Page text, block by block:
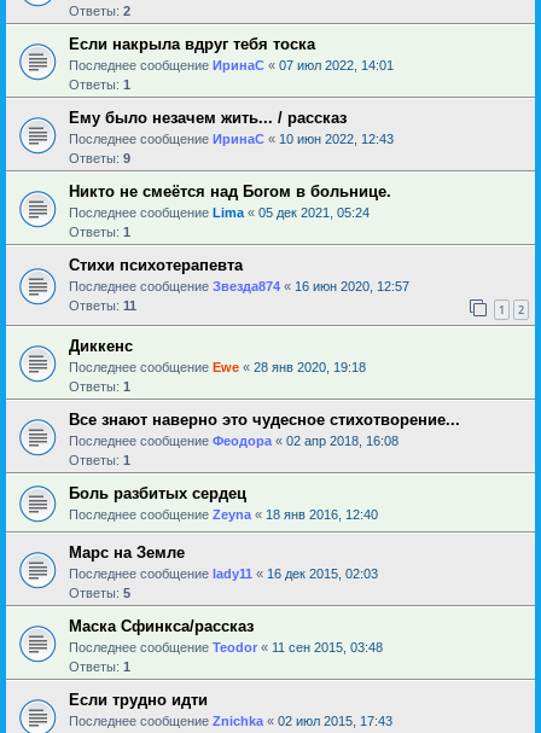
Ответы: 2
Если накрыла вдруг тебя тоска
Последнее сообщение ИринаC « 07 июл 2022, 14:01
Ответы: 1
Ему было незачем жить... / рассказ
Последнее сообщение ИринаC « 10 июн 2022, 12:43
Ответы: 9
Никто не смеётся над Богом в больнице.
Последнее сообщение Lima « 05 дек 2021, 05:24
Ответы: 1
Стихи психотерапевта
Последнее сообщение Звезда874 « 16 июн 2020, 12:57
Ответы: 11 1 2
Диккенс
Последнее сообщение Ewe « 28 янв 2020, 19:18
Ответы: 1
Все знают наверно это чудесное стихотворение...
Последнее сообщение Феодора « 02 апр 2018, 16:08
Ответы: 1
Боль разбитых сердец
Последнее сообщение Zeyna « 18 янв 2016, 12:40
Марс на Земле
Последнее сообщение lady11 « 16 дек 2015, 02:03
Ответы: 5
Маска Сфинкса/рассказ
Последнее сообщение Teodor « 11 сен 2015, 03:48
Ответы: 1
Если трудно идти
Последнее сообщение Znichka « 02 июл 2015, 17:43